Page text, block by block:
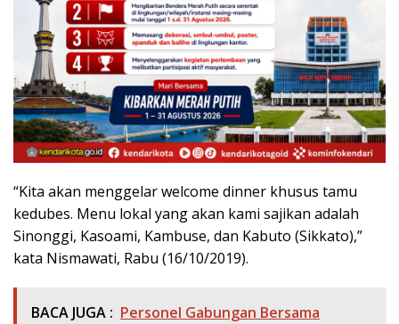
“Kita akan menggelar welcome dinner khusus tamu
kedubes. Menu lokal yang akan kami sajikan adalah
Sinonggi, Kasoami, Kambuse, dan Kabuto (Sikkato),”
kata Nismawati, Rabu (16/10/2019).
BACA JUGA : Personel Gabungan Bersama